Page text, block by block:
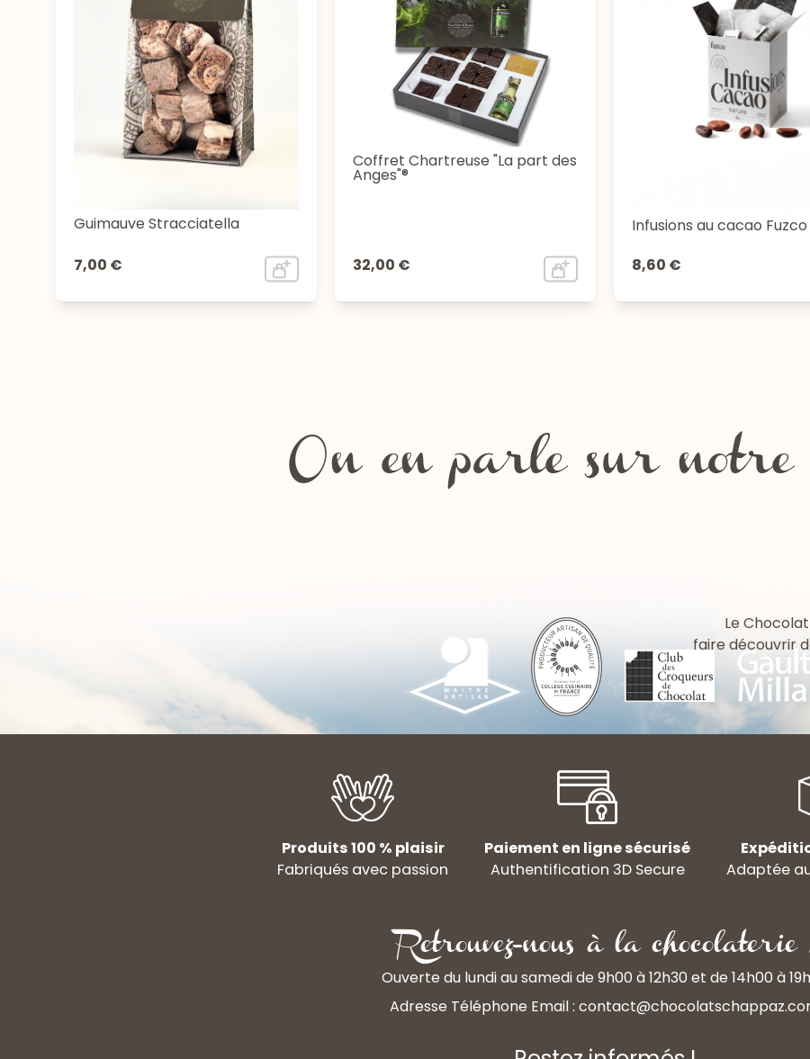
Guimauve Stracciatella
7,00 €
Coffret Chartreuse "La part des
Anges"®
32,00 €
Infusions au cacao Fuzco
8,60 €
On en parle sur notre
Les fêtes de la Chartreuse
Le
faire découvrir
Produits 100 % plaisir Paiement en ligne sécurisé
Fabriqués avec passion
Authentification 3D Secure Adaptée
Retrouvez-nous à la chocolaterie
Ouverte du lundi au samedi de 9h00 à 12h30 et de 14h00 à
Adresse Téléphone Email :